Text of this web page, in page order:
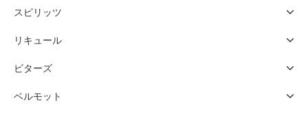
スピリッツ
リキュール
ビターズ
ベルモット